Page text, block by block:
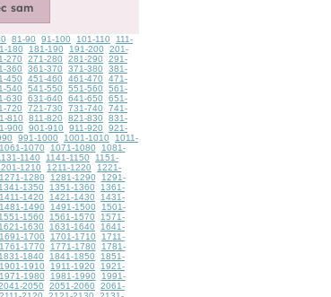
81-90 91-100 101-110
111-
180 181-190 191-200
201-
270 271-280 281-290
291-
360 361-370 371-380
381-
450 451-460 461-470
471-
540 541-550 551-560
561-
630 631-640 641-650
651-
720 721-730 731-740
741-
810 811-820 821-830
831-
900 901-910 911-920
921-
991-1000 1001-1010
1011-
1061-1070 1071-1080
1081-
1140 1141-1150
1151-
1210 1211-1220
1221-
1271-1280 1281-1290
1291-
1341-1350 1351-1360
1361-
1411-1420 1421-1430
1431-
1481-1490 1491-1500
1501-
1551-1560 1561-1570
1571-
1621-1630 1631-1640
1641-
1691-1700 1701-1710
1711-
1761-1770 1771-1780
1781-
1831-1840 1841-1850
1851-
1901-1910 1911-1920
1921-
1971-1980 1981-1990
1991-
2050 2051-2060
2061-